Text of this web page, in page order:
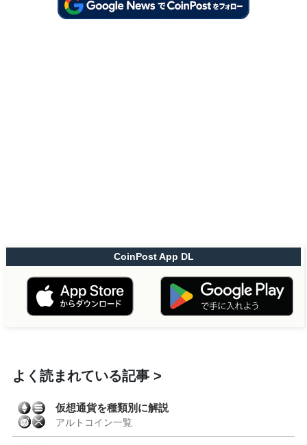
CoinPost App DL
よく読まれている記事
仮想通貨を種類別に解説
アルトコイン一覧